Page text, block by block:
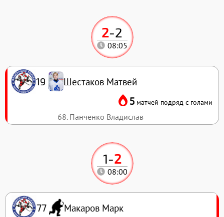
1-2
08:00
77 Макаров Марк
2-2
08:05
19 Шестаков Матвей
5 матчей подряд с голами
68. Панченко Владислав